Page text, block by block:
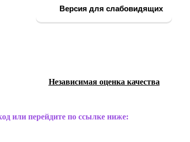
Версия для слабовидящих
Независимая оценка качества
или перейдите по ссылке ниже: